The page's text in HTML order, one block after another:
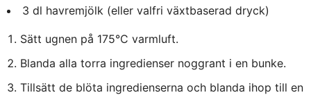
3 dl havremjölk (eller valfri växtbaserad dryck)
Sätt ugnen på 175°C varmluft.
Blanda alla torra ingredienser noggrant i en bunke.
Tillsätt de blöta ingredienserna och blanda ihop till en